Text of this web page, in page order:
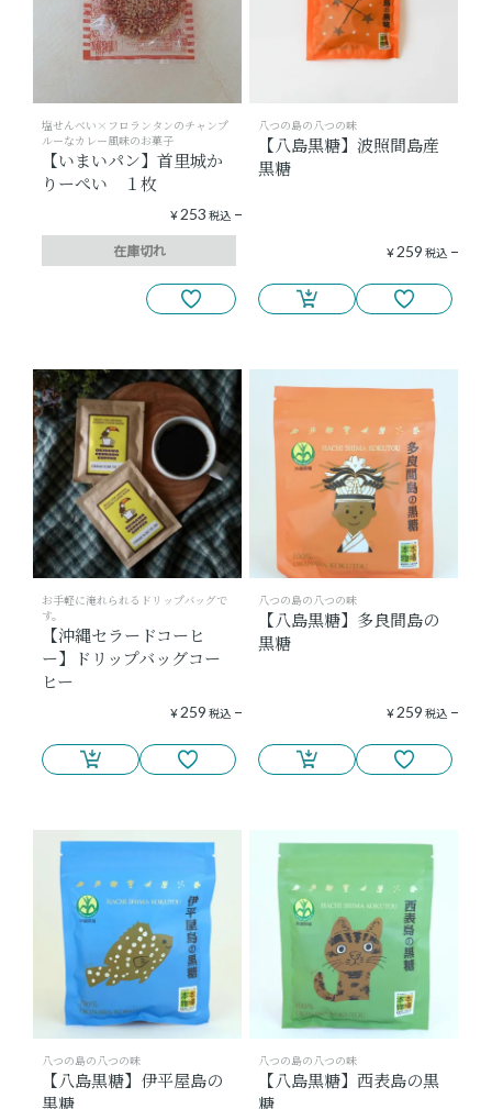
塩せんべい×フロランタンのチャンプ
ルーなカレー風味のお菓子
【いまいパン】首里城か
りーぺい １枚
¥ 253 税込
在庫切れ
八つの島の八つの味
【八島黒糖】波照間島産
黒糖
¥ 259 税込
お手軽に淹れられるドリップバッグで
す。
【沖縄セラードコーヒ
ー】ドリップバッグコー
ヒー
¥ 259 税込
八つの島の八つの味
【八島黒糖】多良間島の
黒糖
¥ 259 税込
八つの島の八つの味
【八島黒糖】伊平屋島の
黒糖
八つの島の八つの味
【八島黒糖】西表島の黒
糖